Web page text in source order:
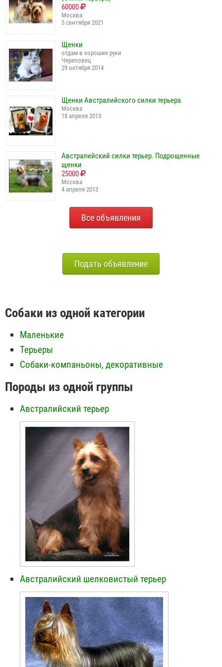
60000
Москва
5 сентября 2021
Щенки
отдам в хорошие руки
Череповец
29 октября 2014
Щенки Австралийского силки терьера
Москва
18 апреля 2013
Австралийский силки терьер. Подрощенные
щенки
25000
Москва
4 апреля 2013
Все объявления
Подать объявление
Собаки из одной категории
Маленькие
Терьеры
Собаки-компаньоны, декоративные
Породы из одной группы
Австралийский терьер
Австралийский шелковистый терьер